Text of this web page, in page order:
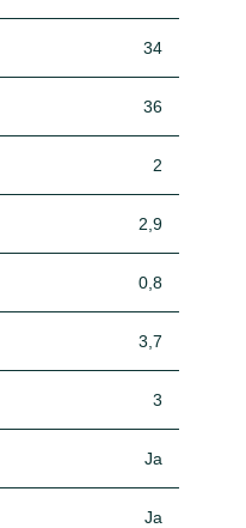
34
36
2
2,9
0,8
3,7
3
Ja
Ja